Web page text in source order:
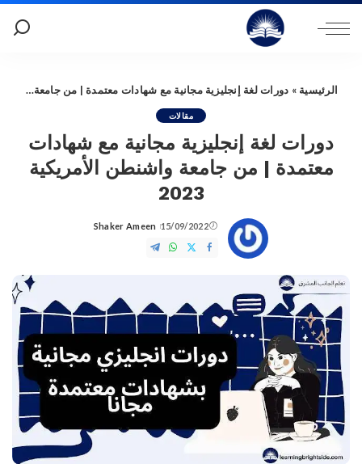
الرئيسية » دورات لغة إنجليزية مجانية مع شهادات معتمدة | من جامعة واشنطن الأمريكية 2023
مقالات
دورات لغة إنجليزية مجانية مع شهادات
معتمدة | من جامعة واشنطن الأمريكية
2023
15/09/2022
Posted
by
Shaker Ameen